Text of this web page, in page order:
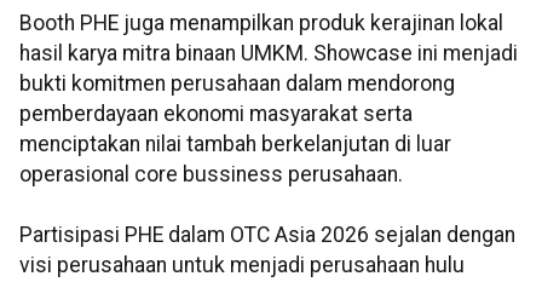
Booth PHE juga menampilkan produk kerajinan lokal
hasil karya mitra binaan UMKM. Showcase ini menjadi
bukti komitmen perusahaan dalam mendorong
pemberdayaan ekonomi masyarakat serta
menciptakan nilai tambah berkelanjutan di luar
operasional core bussiness perusahaan.
Partisipasi PHE dalam OTC Asia 2026 sejalan dengan
visi perusahaan untuk menjadi perusahaan hulu